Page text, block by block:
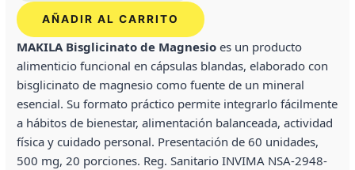
AÑADIR AL CARRITO
MAKILA Bisglicinato de Magnesio es un producto
alimenticio funcional en cápsulas blandas, elaborado con
bisglicinato de magnesio como fuente de un mineral
esencial. Su formato práctico permite integrarlo fácilmente
a hábitos de bienestar, alimentación balanceada, actividad
física y cuidado personal. Presentación de 60 unidades,
500 mg, 20 porciones. Reg. Sanitario INVIMA NSA-2948-